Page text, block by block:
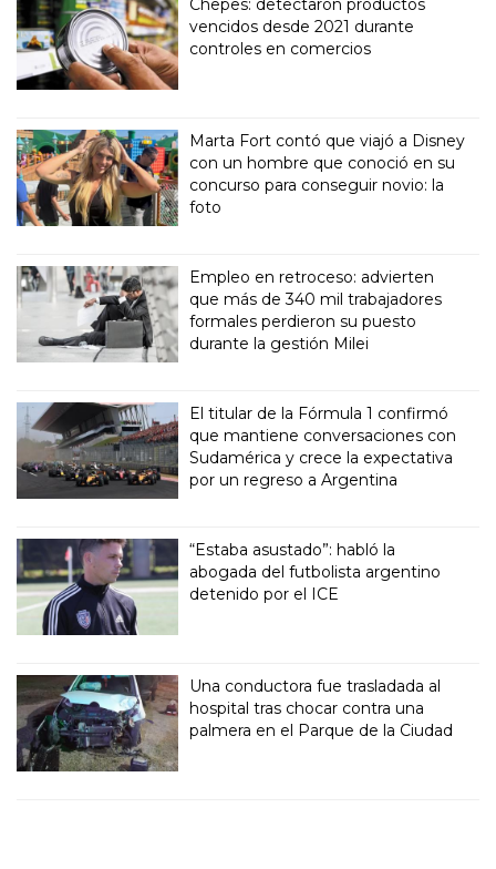
Chepes: detectaron productos
vencidos desde 2021 durante
controles en comercios
Marta Fort contó que viajó a Disney
con un hombre que conoció en su
concurso para conseguir novio: la
foto
Empleo en retroceso: advierten
que más de 340 mil trabajadores
formales perdieron su puesto
durante la gestión Milei
El titular de la Fórmula 1 confirmó
que mantiene conversaciones con
Sudamérica y crece la expectativa
por un regreso a Argentina
“Estaba asustado”: habló la
abogada del futbolista argentino
detenido por el ICE
Una conductora fue trasladada al
hospital tras chocar contra una
palmera en el Parque de la Ciudad